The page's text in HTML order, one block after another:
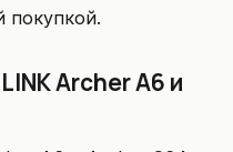
покупкой.
Archer A6 и